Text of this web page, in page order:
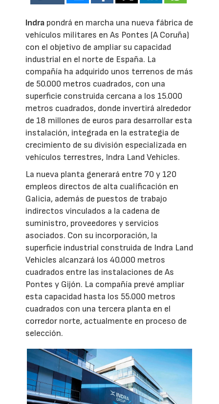
Indra pondrá en marcha una nueva fábrica de
vehículos militares en As Pontes (A Coruña)
con el objetivo de ampliar su capacidad
industrial en el norte de España. La
compañía ha adquirido unos terrenos de más
de 50.000 metros cuadrados, con una
superficie construida cercana a los 15.000
metros cuadrados, donde invertirá alrededor
de 18 millones de euros para desarrollar esta
instalación, integrada en la estrategia de
crecimiento de su división especializada en
vehículos terrestres, Indra Land Vehicles.
La nueva planta generará entre 70 y 120
empleos directos de alta cualificación en
Galicia, además de puestos de trabajo
indirectos vinculados a la cadena de
suministro, proveedores y servicios
asociados. Con su incorporación, la
superficie industrial construida de Indra Land
Vehicles alcanzará los 40.000 metros
cuadrados entre las instalaciones de As
Pontes y Gijón. La compañía prevé ampliar
esta capacidad hasta los 55.000 metros
cuadrados con una tercera planta en el
corredor norte, actualmente en proceso de
selección.